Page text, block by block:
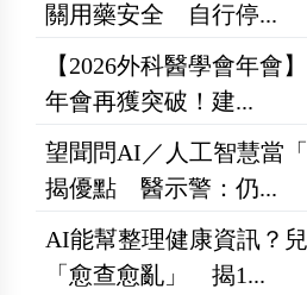
關用藥安全 自行停...
【2026外科醫學會年會
年會再獲突破！建...
望聞問AI／人工智慧當
揭優點 醫示警：仍...
AI能幫整理健康資訊？
「愈查愈亂」 揭1...